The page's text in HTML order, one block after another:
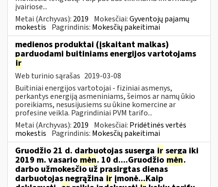
įvairiose...
Metai (Archyvas): 2019 Mokesčiai:Gyventojų pajamų
mokestis Pagrindinis: Mokesčių pakeitimai
medienos produktai (įskaitant malkas)
parduodami buitiniams energijos vartotojams
ir
Web turinio sąrašas 2019-03-08
Buitiniai energijos vartotojai - fiziniai asmenys,
perkantys energiją asmeniniams, šeimos ar namų ūkio
poreikiams, nesusijusiems su ūkine komercine ar
profesine veikla. Pagrindiniai PVM tarifo...
Metai (Archyvas): 2019 Mokesčiai: Pridėtinės vertės
mokestis Pagrindinis: Mokesčių pakeitimai
Gruodžio 21 d. darbuotojas suserga ir serga iki
2019 m. vasario mėn. 10 d....Gruodžio mėn.
darbo užmokesčio už prasirgtas dienas
darbuotojas negrąžina ir įmonė...Kaip